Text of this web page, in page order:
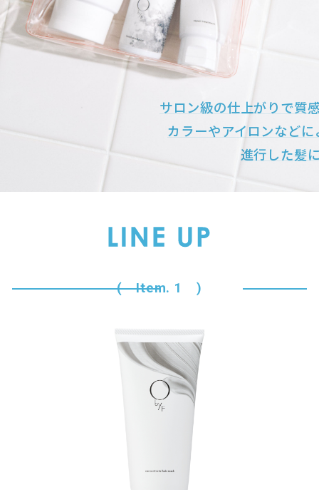
サロン級の仕上がりで質
カラーやアイロンなど
進行した髪
( Item. 1 )